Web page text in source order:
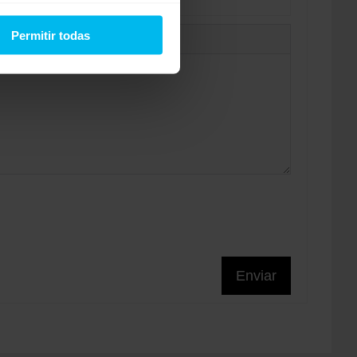
Permitir todas
Enviar